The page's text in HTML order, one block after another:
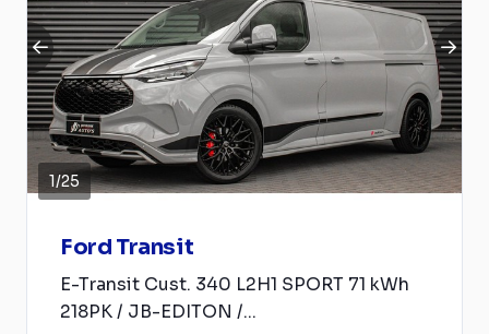
1/25
Ford Transit
E-Transit Cust. 340 L2H1 SPORT 71 kWh
218PK / JB-EDITON /...